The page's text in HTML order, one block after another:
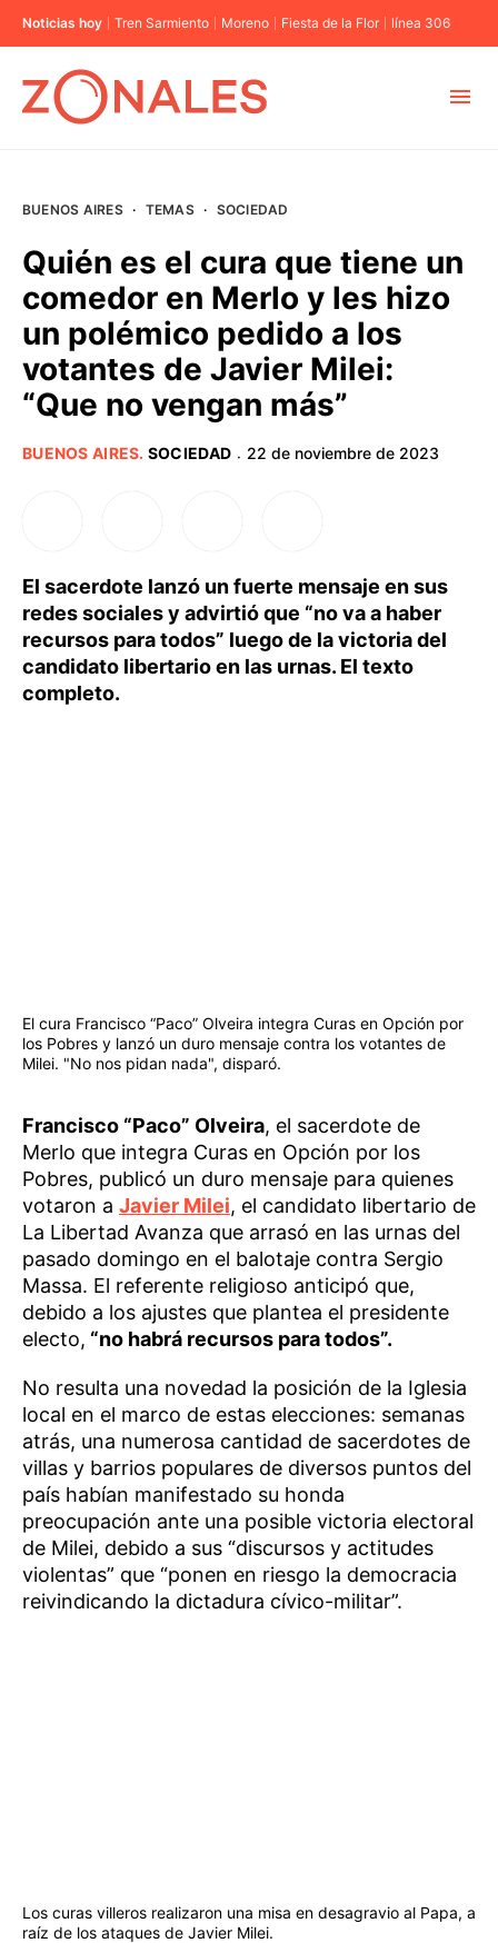
Noticias hoy Tren Sarmiento Moreno Fiesta de la Flor línea 306
BUENOS AIRES
PROVINCIAS
BUENOS AIRES · TEMAS · SOCIEDAD
Quién es el cura que tiene un
comedor en Merlo y les hizo
un polémico pedido a los
votantes de Javier Milei:
“Que no vengan más”
BUENOS AIRES. SOCIEDAD · 22 de noviembre de 2023
El sacerdote lanzó un fuerte mensaje en sus
redes sociales y advirtió que “no va a haber
recursos para todos” luego de la victoria del
candidato libertario en las urnas. El texto
completo.
El cura Francisco “Paco” Olveira integra Curas en Opción por
los Pobres y lanzó un duro mensaje contra los votantes de
Milei. "No nos pidan nada", disparó.
Francisco “Paco” Olveira, el sacerdote de
Merlo que integra Curas en Opción por los
Pobres, publicó un duro mensaje para quienes
votaron a Javier Milei, el candidato libertario de
La Libertad Avanza que arrasó en las urnas del
pasado domingo en el balotaje contra Sergio
Massa. El referente religioso anticipó que,
debido a los ajustes que plantea el presidente
electo, “no habrá recursos para todos”.
No resulta una novedad la posición de la Iglesia
local en el marco de estas elecciones: semanas
atrás, una numerosa cantidad de sacerdotes de
villas y barrios populares de diversos puntos del
país habían manifestado su honda
preocupación ante una posible victoria electoral
de Milei, debido a sus “discursos y actitudes
violentas” que “ponen en riesgo la democracia
reivindicando la dictadura cívico-militar”.
Los curas villeros realizaron una misa en desagravio al Papa, a
raíz de los ataques de Javier Milei.